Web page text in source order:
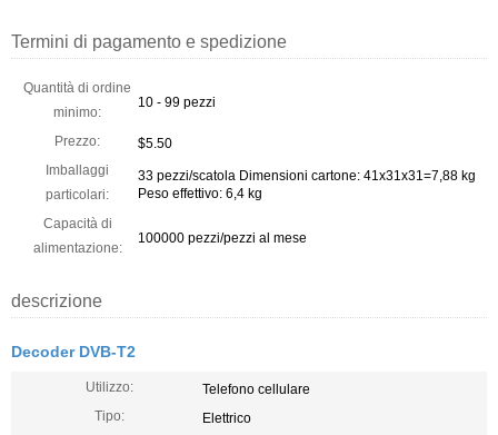
Termini di pagamento e spedizione
Quantità di ordine
minimo:
10 - 99 pezzi
Prezzo:
$5.50
Imballaggi
particolari:
33 pezzi/scatola Dimensioni cartone: 41x31x31=7,88 kg
Peso effettivo: 6,4 kg
Capacità di
alimentazione:
100000 pezzi/pezzi al mese
descrizione
Decoder DVB-T2
Utilizzo:
Telefono cellulare
Tipo:
Elettrico